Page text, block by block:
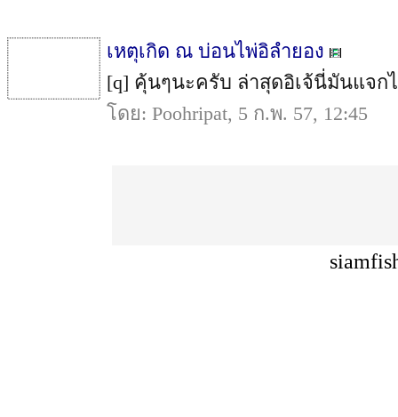
เหตุเกิด ณ บ่อนไพ่อิลำยอง
[q] คุ้นๆนะครับ ล่าสุดอิเจ้นี่มันแจกไ
โดย: Poohripat, 5 ก.พ. 57, 12:45